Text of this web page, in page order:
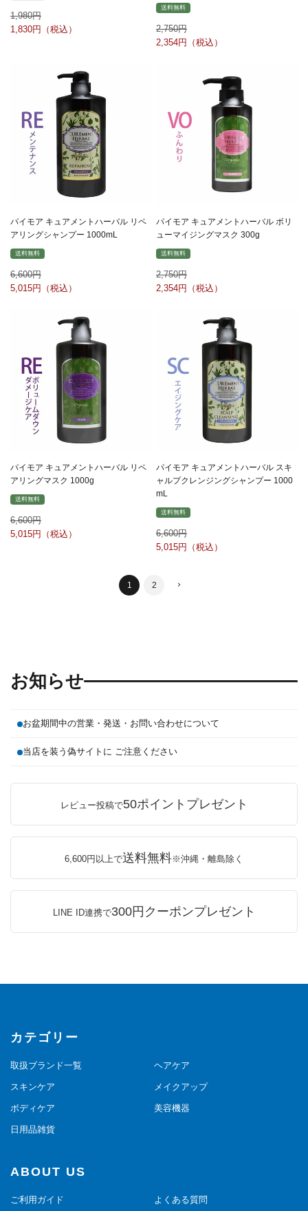
1,980
1,830
送料無料
2,750
2,354
パイモア キュアメントハーバル リペ
アリングシャンプー 1000mL
送料無料
6,600
5,015
パイモア キュアメントハーバル ボリ
ューマイジングマスク 300g
送料無料
2,750
2,354
パイモア キュアメントハーバル リペ
アリングマスク 1000g
送料無料
6,600
5,015
パイモア キュアメントハーバル スキ
ャルプクレンジングシャンプー 1000
mL
送料無料
6,600
5,015
1 2
お知らせ
お盆期間中の営業・発送・お問い合わせについて
当店を装う偽サイトに ご注意ください
レビュー投稿で50ポイントプレゼント
6,600円以上で送料無料※沖縄・離島除く
LINE ID連携で300円クーポンプレゼント
カテゴリー
取扱ブランド一覧 ヘアケア
スキンケア メイクアップ
ボディケア 美容機器
日用品雑貨
ABOUT US
ご利用ガイド よくある質問